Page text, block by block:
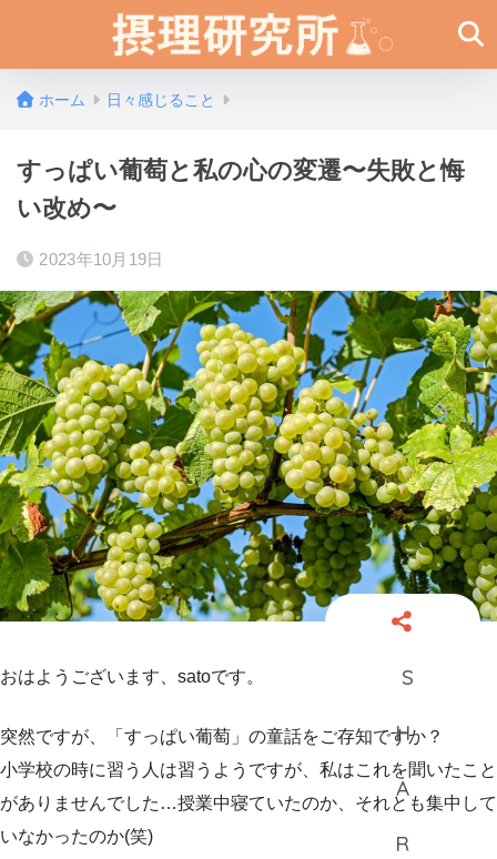
ホーム 日々感じること
すっぱい葡萄と私の心の変遷〜失敗と悔
い改め〜
2023年10月19日
おはようございます、satoです。
突然ですが、「すっぱい葡萄」の童話をご存知ですか？
小学校の時に習う人は習うようですが、私はこれを聞いたこと
がありませんでした…授業中寝ていたのか、それとも集中して
いなかったのか(笑)